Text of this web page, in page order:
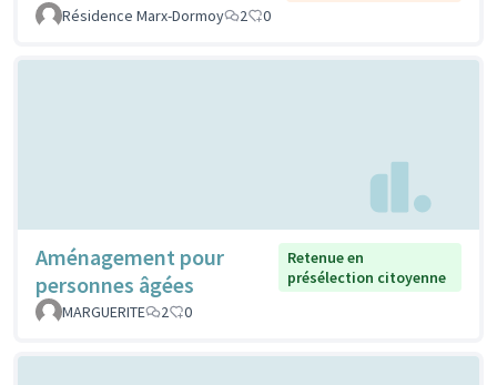
Résidence Marx-Dormoy
2 0
Aménagement pour
personnes âgées
Retenue en
présélection citoyenne
MARGUERITE
2 0